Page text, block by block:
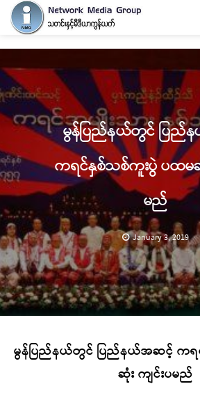
မွန်ပြည်နယ်တွင် ပြ
ကရင်နှစ်သစ်ကူးပွဲ ပထမဆုံ
မည်
January 3, 2019
မွန်ပြည်နယ်တွင် ပြည်နယ်အဆင့် ကရ
ဆုံး ကျင်းပမည်